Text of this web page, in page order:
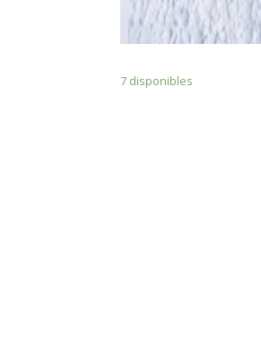
7 disponibles